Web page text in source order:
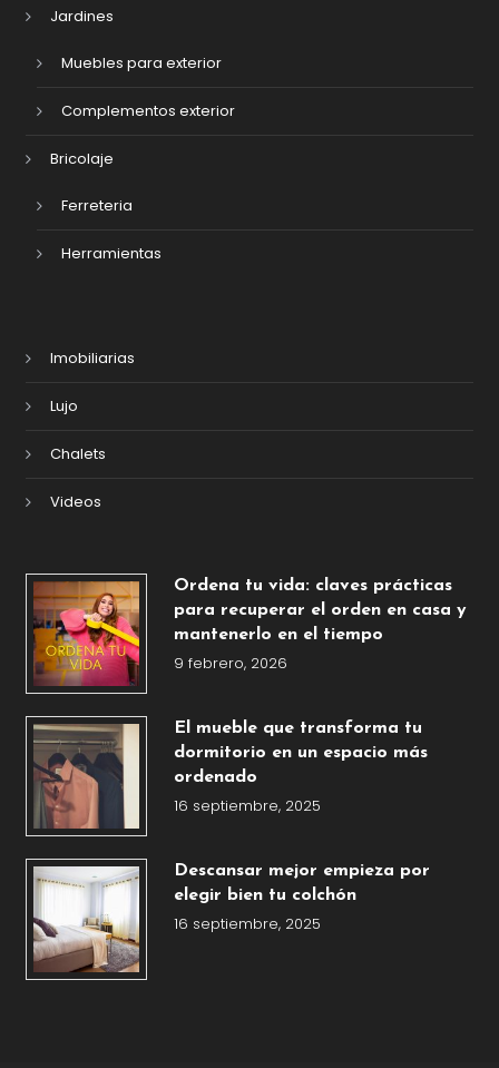
Jardines
Muebles para exterior
Complementos exterior
Bricolaje
Ferreteria
Herramientas
Imobiliarias
Lujo
Chalets
Videos
Ordena tu vida: claves prácticas
para recuperar el orden en casa y
mantenerlo en el tiempo
9 febrero, 2026
El mueble que transforma tu
dormitorio en un espacio más
ordenado
16 septiembre, 2025
Descansar mejor empieza por
elegir bien tu colchón
16 septiembre, 2025